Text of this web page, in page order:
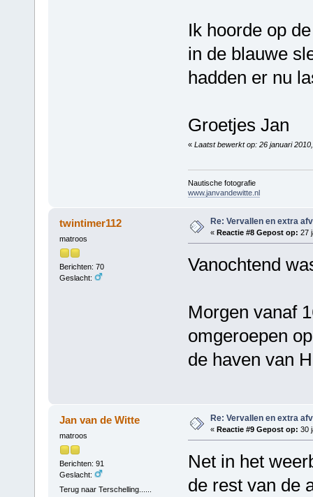
Ik hoorde op
in de blauwe
hadden er nu
Groetjes Jan
« Laatst bewerkt op: 26 januari
Nautische fotografie
www.janvandewitte.nl
twintimer112
matroos
Berichten: 70
Geslacht:
Re: Vervallen en extra
« Reactie #8 Gepost op: 27
Vanochtend
Morgen vanaf
omgeroepen
de haven van
Jan van de Witte
matroos
Berichten: 91
Geslacht:
Terug naar Terschelling......
Re: Vervallen en extra
« Reactie #9 Gepost op: 30
Net in het
de rest van de